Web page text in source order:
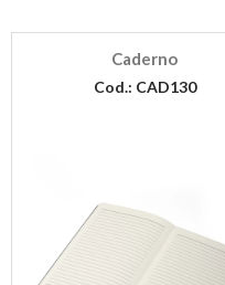
Caderno
Cod.: CAD130